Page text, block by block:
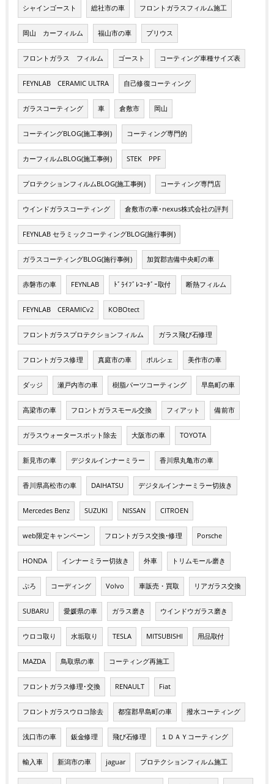
シャインゴースト 総社市の車 フロントガラスフィルム施工
岡山 カーフィルム 福山市の車 プリウス
フロントガラス フィルム ゴースト コーティング車種サイズ表
FEYNLAB CERAMIC ULTRA 自己修復コーティング
ガラスコーティング 車 倉敷市 岡山
コーテイングBLOG(施工事例) コーティング専門的
カーフィルムBLOG(施工事例) STEK PPF
プロテクションフィルムBLOG(施工事例) コーティング専門店
ウインドガラスコーティング 倉敷市の車･nexus株式会社の評判
FEYNLAB セラミックコーティングBLOG(施行事例)
ガラスコーティングBLOG(施行事例) 加賀郡吉備中央町の車
赤磐市の車 FEYNLAB ﾄﾞﾗｲﾌﾞﾚｺｰﾀﾞｰ取付 断熱フィルム
FEYNLAB CERAMICv2 KOBOtect
フロントガラスプロテクションフィルム ガラス飛び石修理
フロントガラス修理 真庭市の車 ポルシェ 美作市の車
ダッジ 瀬戸内市の車 樹脂パーツコーティング 早島町の車
高梁市の車 フロントガラスモール交換 フィアット 備前市
ガラスウォータースポット除去 大阪市の車 TOYOTA
新見市の車 デジタルインナーミラー 香川県丸亀市の車
香川県高松市の車 DAIHATSU デジタルインナーミラー切抜き
Mercedes Benz SUZUKI NISSAN CITROEN
web限定キャンペーン フロントガラス交換･修理 Porsche
HONDA インナーミラー切抜き 外車 トリムモール磨き
ぷろ コーディング Volvo 車販売・買取 リアガラス交換
SUBARU 愛媛県の車 ガラス磨き ウインドウガラス磨き
ウロコ取り 水垢取り TESLA MITSUBISHI 用品取付
MAZDA 鳥取県の車 コーティング再施工
フロントガラス修理･交換 RENAULT Fiat
フロントガラスウロコ除去 都窪郡早島町の車 撥水コーティング
浅口市の車 鈑金修理 飛び石修理 １ＤＡＹコーティング
輸入車 新潟市の車 jaguar プロテクションフィルム施工